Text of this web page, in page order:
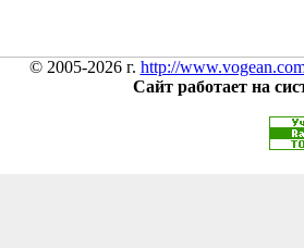
© 2005-2026 г. http://
Сайт работает на